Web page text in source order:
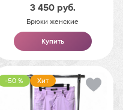
3 450 руб.
Брюки женские
Купить
-50 % Хит